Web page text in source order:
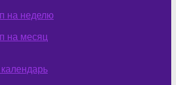
на неделю
на месяц